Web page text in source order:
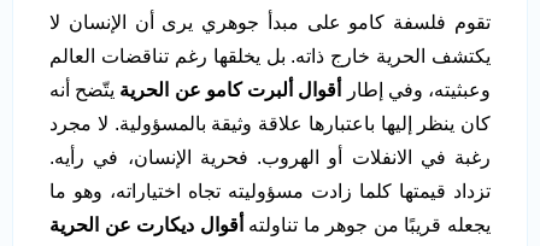
تقوم فلسفة كامو على مبدأ جوهري يرى أن الإنسان لا
يكتشف الحرية خارج ذاته. بل يخلقها رغم تناقضات العالم
وعبثيته، وفي إطار
أقوال ألبرت كامو عن الحرية يتّضح أنه
كان ينظر إليها باعتبارها علاقة وثيقة بالمسؤولية. لا مجرد
رغبة في الانفلات أو الهروب. فحرية الإنسان، في رأيه.
تزداد قيمتها كلما زادت مسؤوليته تجاه اختياراته، وهو ما
يجعله قريبًا من جوهر ما تناولته أقوال ديكارت عن الحرية